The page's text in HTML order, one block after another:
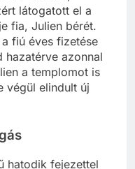
címmel,
látogatott el a
fia, Julien bérét.
fiú éves fizetése
azonnal
a templomot is
elindult új